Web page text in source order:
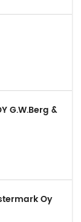
G.W.Berg &
Oy